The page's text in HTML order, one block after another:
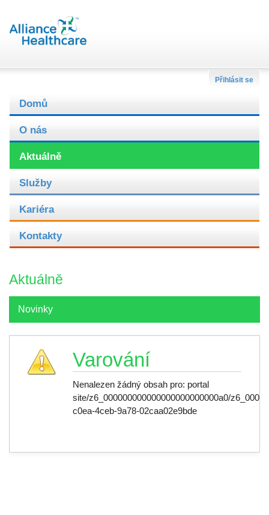
Přihlásit se
Domů
O nás
Aktuálně
Služby
Kariéra
Kontakty
Aktuálně
Novinky
Varování
Nenalezen žádný obsah pro: ‭portal
site/z6_000000000000000000000000a0/
c0ea-4ceb-9a78-02caa02e9bde‭